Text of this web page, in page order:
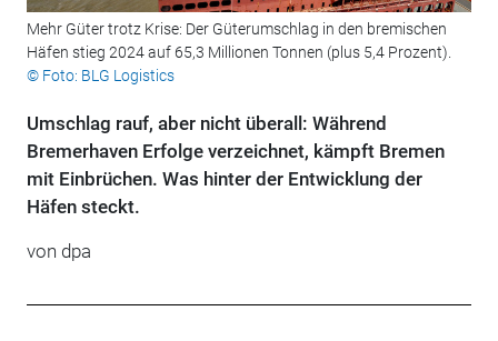
Mehr Güter trotz Krise: Der Güterumschlag in den bremischen
Häfen stieg 2024 auf 65,3 Millionen Tonnen (plus 5,4 Prozent).
© Foto: BLG Logistics
Umschlag rauf, aber nicht überall: Während
Bremerhaven Erfolge verzeichnet, kämpft Bremen
mit Einbrüchen. Was hinter der Entwicklung der
Häfen steckt.
von dpa